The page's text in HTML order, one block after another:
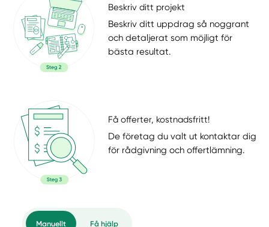
Beskriv ditt projekt
Beskriv ditt uppdrag så noggrant
och detaljerat som möjligt för
bästa resultat.
Få offerter, kostnadsfritt!
De företag du valt ut kontaktar dig
för rådgivning och offertlämning.